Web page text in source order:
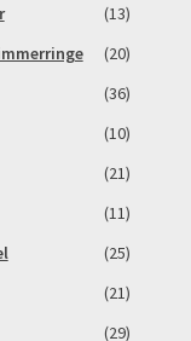
(13)
(20)
(36)
(10)
(21)
(11)
(25)
(21)
(29)